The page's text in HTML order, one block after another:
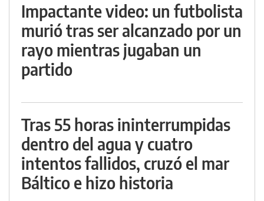
Impactante video: un futbolista
murió tras ser alcanzado por un
rayo mientras jugaban un
partido
Tras 55 horas ininterrumpidas
dentro del agua y cuatro
intentos fallidos, cruzó el mar
Báltico e hizo historia